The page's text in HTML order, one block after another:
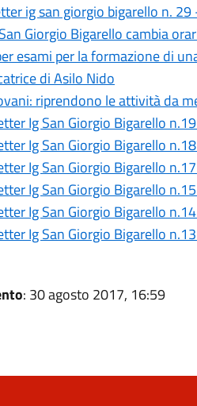
ig san giorgio bigarello n.
Giorgio Bigarello cambia
esami per la formazione di
di Asilo Nido
riprendono le attività da
Ig San Giorgio Bigarello
Ig San Giorgio Bigarello
Ig San Giorgio Bigarello
Ig San Giorgio Bigarello
Ig San Giorgio Bigarello
Ig San Giorgio Bigarello
: 30 agosto 2017, 16:59